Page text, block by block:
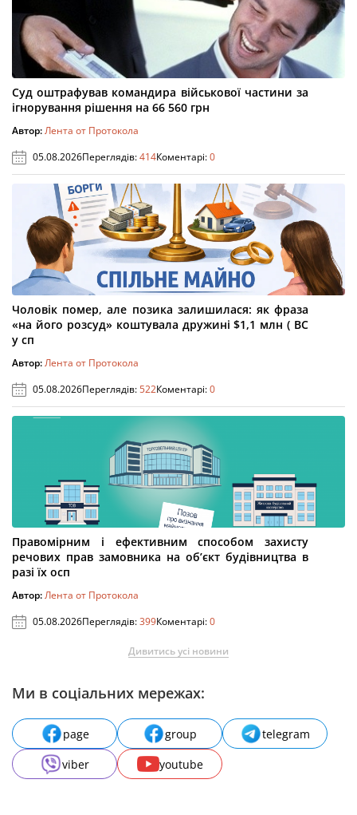
Суд оштрафував командира військової частини за
ігнорування рішення на 66 560 грн
Автор:Лента от Протокола
05.08.2026Переглядів:414Коментарі:0
Чоловік помер, але позика залишилася: як фраза
«на його розсуд» коштувала дружині $1,1 млн ( ВС
у сп
Автор:Лента от Протокола
05.08.2026Переглядів:522Коментарі:0
Правомірним і ефективним способом захисту
речових прав замовника на об’єкт будівництва в
разі їх осп
Автор:Лента от Протокола
05.08.2026Переглядів:399Коментарі:0
Дивитись усі новини
Ми в соціальних мережах:
page group
telegram
viber
youtube